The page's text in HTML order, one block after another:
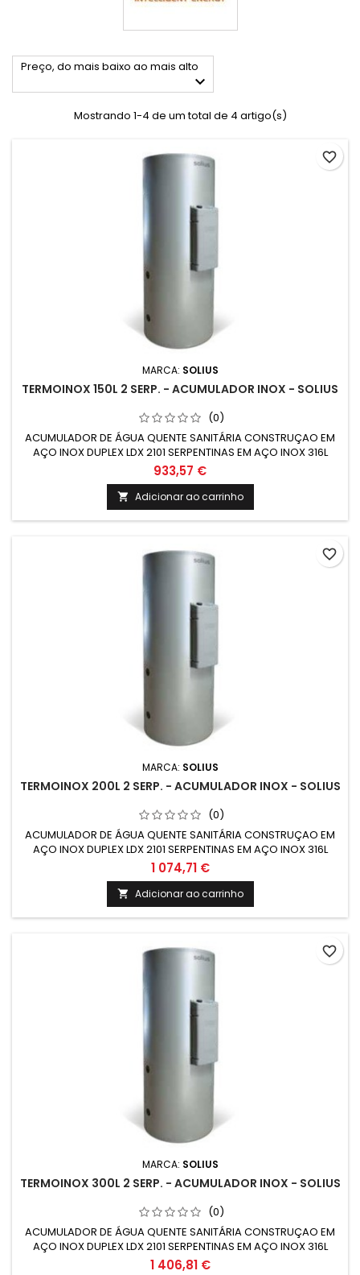
Preço, do mais baixo ao mais alto

Mostrando 1-4 de um total de 4 artigo(s)
MARCA: SOLIUS
TERMOINOX 150L 2 SERP. - ACUMULADOR INOX - SOLIUS
(0)
ACUMULADOR DE ÁGUA QUENTE SANITÁRIA CONSTRUÇAO EM
AÇO INOX DUPLEX LDX 2101 SERPENTINAS EM AÇO INOX 316L
GRUPO ELÉTRICO COMPLETO COM RESISTÊNCIA EM AÇO INOX
933,57 €
 Adicionar ao carrinho
favorite_border
MARCA: SOLIUS
TERMOINOX 200L 2 SERP. - ACUMULADOR INOX - SOLIUS
(0)
ACUMULADOR DE ÁGUA QUENTE SANITÁRIA CONSTRUÇAO EM
AÇO INOX DUPLEX LDX 2101 SERPENTINAS EM AÇO INOX 316L
GRUPO ELÉTRICO COMPLETO COM RESISTÊNCIA EM AÇO INOX
1 074,71 €
 Adicionar ao carrinho
favorite_border
MARCA: SOLIUS
TERMOINOX 300L 2 SERP. - ACUMULADOR INOX - SOLIUS
(0)
ACUMULADOR DE ÁGUA QUENTE SANITÁRIA CONSTRUÇAO EM
AÇO INOX DUPLEX LDX 2101 SERPENTINAS EM AÇO INOX 316L
GRUPO ELÉTRICO COMPLETO COM RESISTÊNCIA EM AÇO INOX
1 406,81 €
favorite_border